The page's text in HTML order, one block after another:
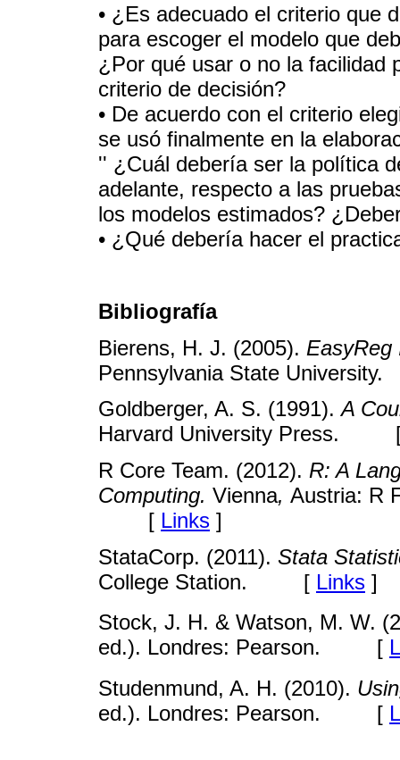
• ¿Es adecuado el criterio que
para escoger el modelo que
¿Por qué usar o no la facilidad
criterio de decisión?
• De acuerdo con el criterio
se usó finalmente en la
'' ¿Cuál debería ser la política
adelante, respecto a las
los modelos estimados?
• ¿Qué debería hacer el
Bibliografía
Bierens, H. J. (2005). EasyReg
Pennsylvania State
Goldberger, A. S. (1991).A
Harvard University Press.
R Core Team. (2012). R: A
Computing. Vienna, Austria: R
[ Links ]
StataCorp. (2011). Stata
College Station. [ Links ]
Stock, J. H. & Watson, M. W.
ed.). Londres: Pearson. [
Studenmund, A. H. (2010).
ed.). Londres: Pearson. [